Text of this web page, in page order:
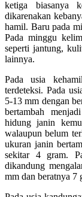
ketiga biasanya
dikarenakan
hamil. Baru pada
Pada minggu
seperti jantung,
lainnya.
Pada usia
terdeteksi. Pada
5-13 mm dengan
bertambah
hidung janin
walaupun belum
ukuran janin
sekitar 4 gram.
dikandung
mm dan beratnya 7